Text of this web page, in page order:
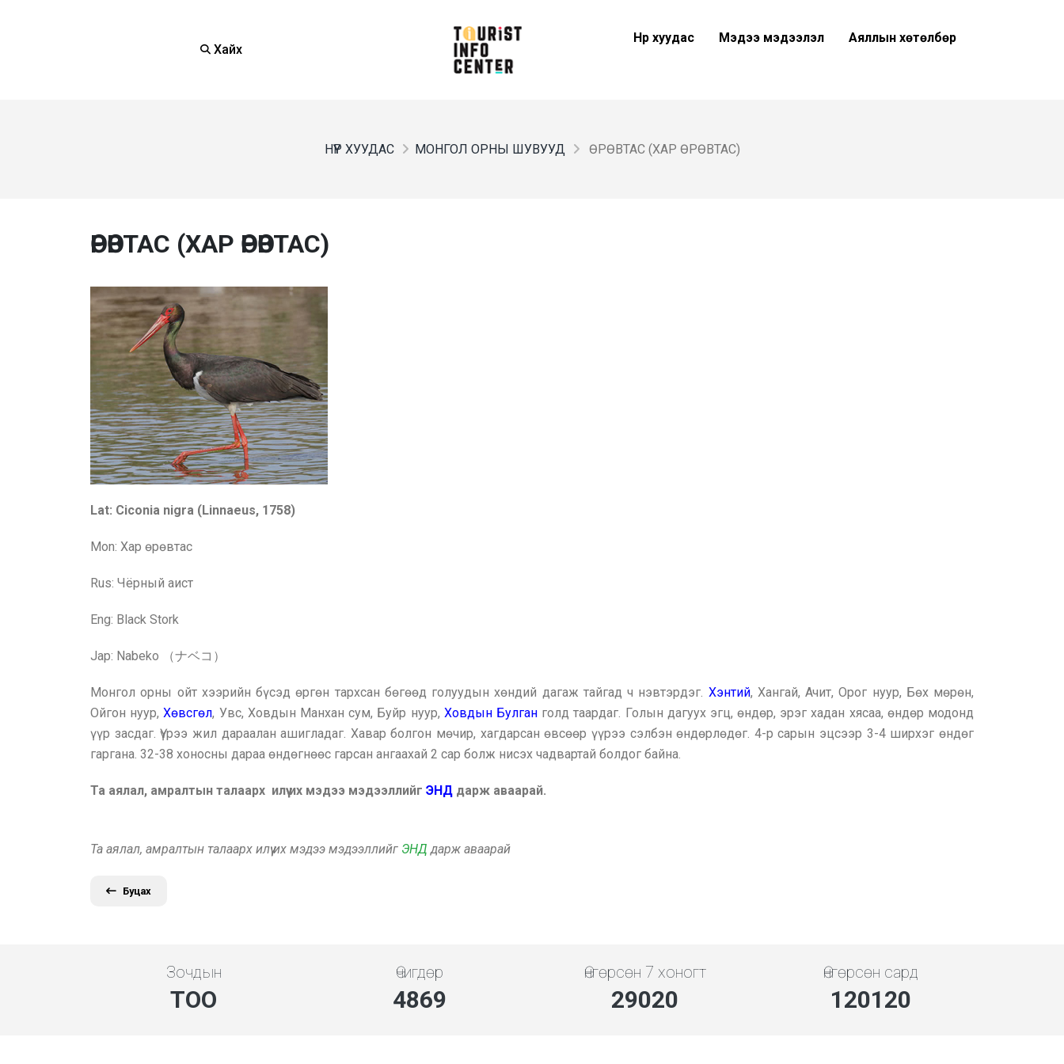
Хайх
Нүүр хуудас Мэдээ мэдээлэл Аяллын хөтөлбөр
НҮҮР ХУУДАС МОНГОЛ ОРНЫ ШУВУУД ӨРӨВТАС (ХАР ӨРӨВТАС)
ӨРӨВТАС (ХАР ӨРӨВТАС)
Lat: Ciconia nigra (Linnaeus, 1758)
Mon: Хар өрөвтас
Rus: Чёрный аист
Eng: Black Stork
Jap: Nabeko （ナベコ）
Монгол орны ойт хээрийн бүсэд өргөн тархсан бөгөөд голуудын хөндий дагаж тайгад ч нэвтэрдэг. Хэнтий, Хангай, Ачит, Орог нуур, Бөх мөрөн,
Ойгон нуур,Хөвсгөл, Увс, Ховдын Манхан сум, Буйр нуур, Ховдын Булганголд таардаг. Голын дагуух эгц, өндөр, эрэг хадан хясаа, өндөр модонд
үүр засдаг. Үүрээ жил дараалан ашигладаг. Хавар болгон мөчир, хагдарсан өвсөөр үүрээ сэлбэн өндөрлөдөг. 4-р сарын эцсээр 3-4 ширхэг өндөг
гаргана. 32-38 хоносны дараа өндөгнөөс гарсан ангаахай 2 сар болж нисэх чадвартай болдог байна.
Та аялал, амралтын талаарх илүү их мэдээ мэдээллийг ЭНД дарж аваарай.
Та аялал, амралтын талаарх илүү их мэдээ мэдээллийг ЭНД дарж аваарай
Буцах
Зочдын
ТОО
Өчигдөр
5453
Өнгөрсөн 7 хоногт
32502
Өнгөрсөн сард
134534